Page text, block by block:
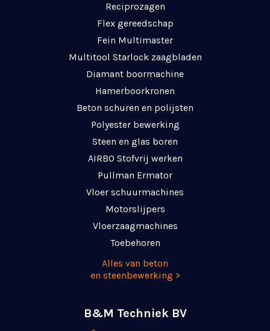
Reciprozagen
Flex gereedschap
Fein Multimaster
Multitool Starlock zaagbladen
Diamant boormachine
Hamerboorkronen
Beton schuren en polijsten
Polyester bewerking
Steen en glas boren
AIRBO Stofvrij werken
Pullman Ermator
Vloer schuurmachines
Motorslijpers
Vloerzaagmachines
Toebehoren
Alles van beton
en steenbewerking >
B&M Techniek BV